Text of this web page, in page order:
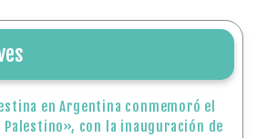
Palestino
el asesinato del líder
de Deir Yassin»